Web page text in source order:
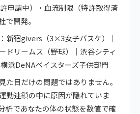
申請中）・血流制限（特許取得済
で開発。
新宿givers（3×3女子バスケ）｜
ドリームス（野球）｜渋谷シティ
浜DeNAベイスターズ子供部門
た目だけの問題ではありません。
動連鎖の中に原因が隠れていま
析であなたの体の状態を数値で確